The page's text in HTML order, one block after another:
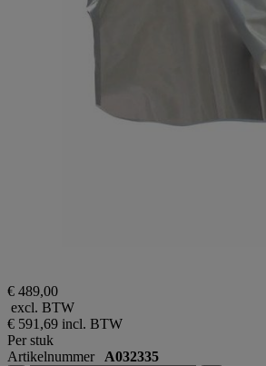
€ 489,00
excl. BTW
€ 591,69 incl. BTW
Per stuk
Artikelnummer A032335